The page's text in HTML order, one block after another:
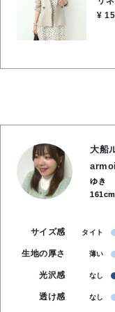
インナーに柄物や色物
い、品のある女性らしさを醸し出します。 ★着
周り 58cm ●手洗い可能
¥
大船
ゆき
161cm
サイズ感 タイト
生地の厚さ 薄い
光沢感 なし
透け感 なし